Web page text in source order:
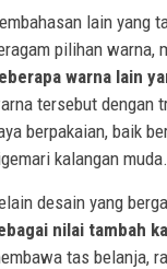
lain yang
pilihan warna,
warna lain
tersebut dengan
berpakaian, baik
kalangan muda.
desain yang
nilai tambah
tas belanja,